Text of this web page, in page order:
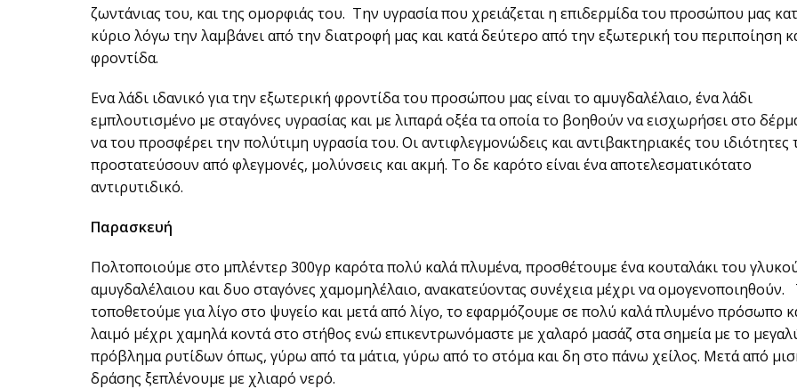
ζωντάνιας του, και της ομορφιάς του. Την υγρασία που χρειάζεται η επιδερμίδα του προσώπου μας
κύριο λόγω την λαμβάνει από την διατροφή μας και κατά δεύτερο από την εξωτερική του περιποίηση
φροντίδα.
Ενα λάδι ιδανικό για την εξωτερική φροντίδα του προσώπου μας είναι το αμυγδαλέλαιο, ένα λάδι
εμπλουτισμένο με σταγόνες υγρασίας και με λιπαρά οξέα τα οποία το βοηθούν να εισχωρήσει στο
να του προσφέρει την πολύτιμη υγρασία του. Οι αντιφλεγμονώδεις και αντιβακτηριακές του ιδιότητες
προστατεύσουν από φλεγμονές, μολύνσεις και ακμή. Το δε καρότο είναι ένα αποτελεσματικότατο
αντιρυτιδικό.
Παρασκευή
Πολτοποιούμε στο μπλέντερ 300γρ καρότα πολύ καλά πλυμένα, προσθέτουμε ένα κουταλάκι του
αμυγδαλέλαιου και δυο σταγόνες χαμομηλέλαιο, ανακατεύοντας συνέχεια μέχρι να ομογενοποιηθούν.
τοποθετούμε για λίγο στο ψυγείο και μετά από λίγο, το εφαρμόζουμε σε πολύ καλά πλυμένο πρόσωπο
λαιμό μέχρι χαμηλά κοντά στο στήθος ενώ επικεντρωνόμαστε με χαλαρό μασάζ στα σημεία με το
πρόβλημα ρυτίδων όπως, γύρω από τα μάτια, γύρω από το στόμα και δη στο πάνω χείλος. Μετά από
δράσης ξεπλένουμε με χλιαρό νερό.